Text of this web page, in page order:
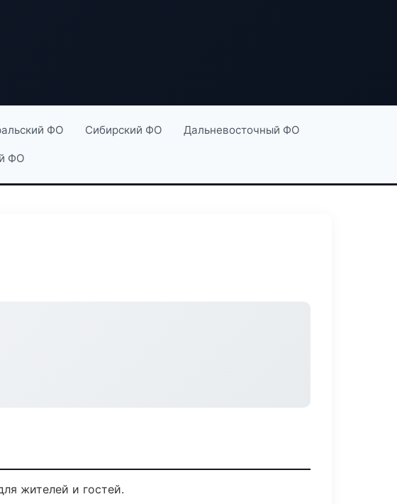
ФО Сибирский ФО Дальневосточный ФО
ФО
жителей и гостей.